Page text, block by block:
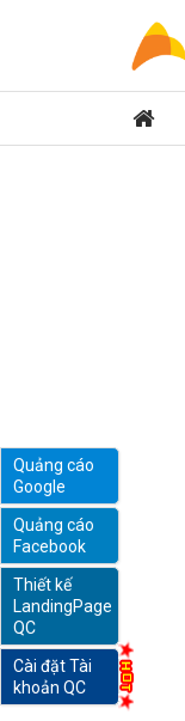
Quảng cáo
Google
Quảng cáo
Facebook
Thiết kế
LandingPage
QC
Cài đặt Tài
khoản QC